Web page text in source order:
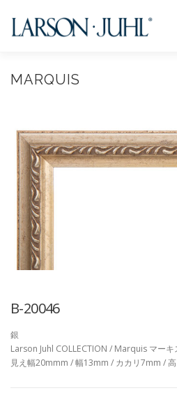
NEWS フレームについて
取扱店リスト お問い合わせ
EN/CN
MARQUIS
B-20046
銀
Larson Juhl COLLECTION / Marquis マーキ
見え幅20mmm / 幅13mm / カカリ7mm /